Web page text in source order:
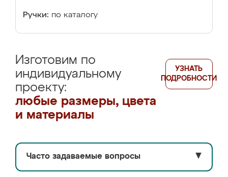
Ручки: по каталогу
Изготовим по
индивидуальному
проекту:
любые размеры, цвета
и материалы
УЗНАТЬ
ПОДРОБНОСТИ
Часто задаваемые вопросы ▼